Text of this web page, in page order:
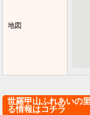
地図
世羅甲山ふれあいの
る情報はコチラ